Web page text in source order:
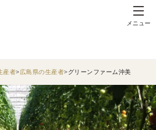
メニュー
産者 広島県の生産者 グリーンファーム沖美